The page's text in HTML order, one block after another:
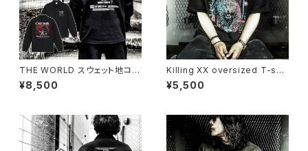
THE WORLD スウェット地コー
チジャケット（公式サイト限定SP
OT ITEM）
¥8,500
Killing XX oversized T-shir
t
¥5,500